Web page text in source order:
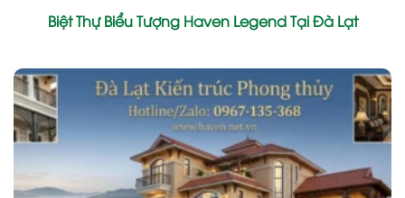
Biệt Thự Biểu Tượng Haven Legend Tại Đà Lạt